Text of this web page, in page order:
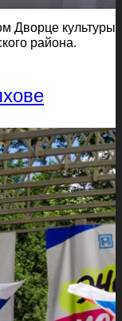
Дворце культуры
района.